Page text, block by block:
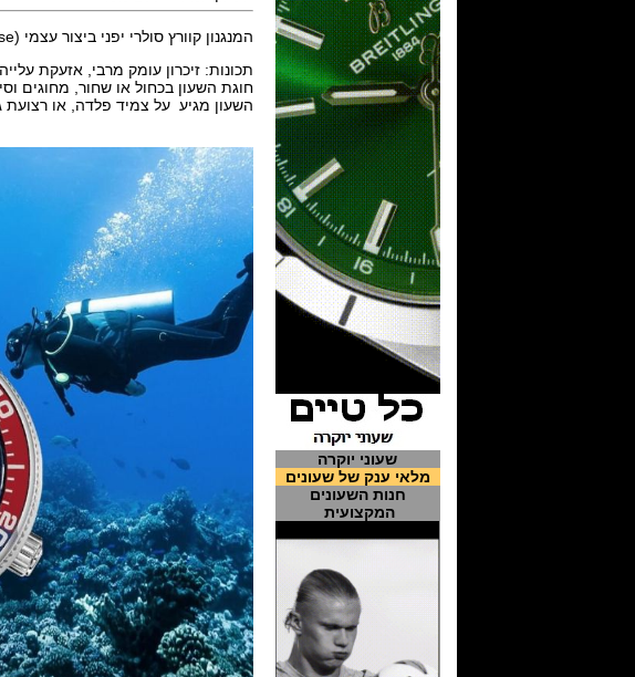
שעוני יוקרה
מלאי ענק של שעונים
חנות השעונים
המקצועית
המנגנון קוורץ סולרי יפני ביצור עצמי (Citizen in-house) דגם EcoDrive caliber
תכונות: זיכרון עומק מרבי, אזעקת
חוגת השעון בכחול או שחור, מחוגים
השעון מגיע על צמיד פלדה, או רצועת